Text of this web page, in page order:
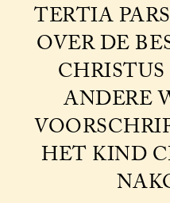
TERTIA
OVER DE
ANDERE
HET KIND